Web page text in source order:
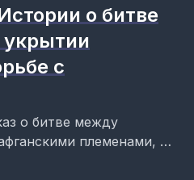
о битве
укрытии
с
о битве между
племенами, в
сикхи;-